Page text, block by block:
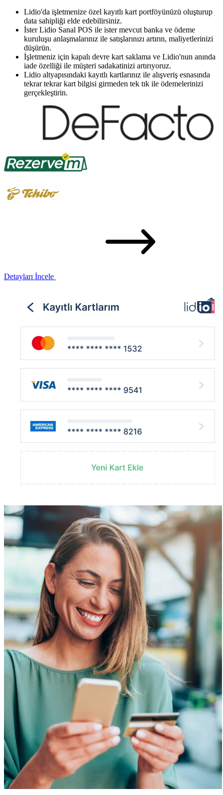
Lidio'da işletmenize özel kayıtlı kart portföyünüzü oluşturup
data sahipliği elde edebilirsiniz.
İster Lidio Sanal POS ile ister mevcut banka ve ödeme
kuruluşu anlaşmalarınız ile satışlarınızı artırın, maliyetlerinizi
düşürün.
İşletmeniz için kapalı devre kart saklama ve Lidio'nun anında
iade özelliği ile müşteri sadakatinizi artırıyoruz.
Lidio altyapısındaki kayıtlı kartlarınız ile alışveriş esnasında
tekrar tekrar kart bilgisi girmeden tek tık ile ödemelerinizi
gerçekleştirin.
Detayları İncele